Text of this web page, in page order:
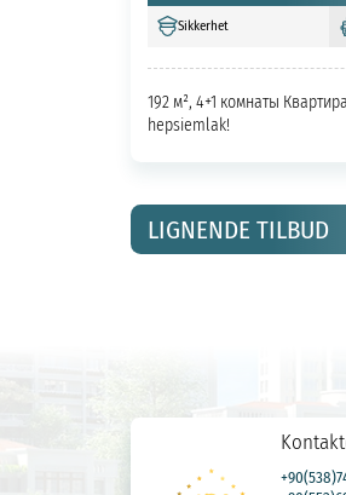
Sikkerhet
192 м², 4+1 комнаты
hepsiemlak!
LIGNENDE TILBUD